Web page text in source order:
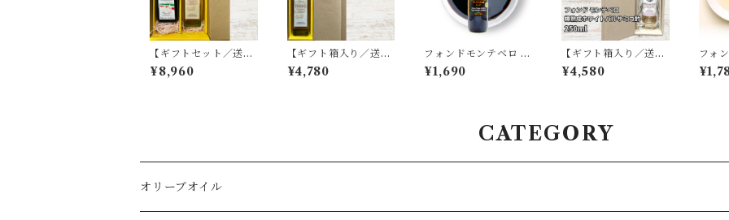
【ギフトセット／送料
無料】プライムホワイ
トバルサミコ酢 250m
¥8,960
【ギフト箱入り／送料
無料プライム ホワイト
バルサミコ酢 250ml
¥4,780
フォンドモンテベロ バ
ルサミコ酢 モデナ産 I
GP認定 FMB 500ml
¥1,690
【ギフト箱入り／送料
無料】フォンド モンテ
ベロ ホワイトバルサミ
¥4,580
フォ
ワイ
ーシ
CATEGORY
オリーブオイル